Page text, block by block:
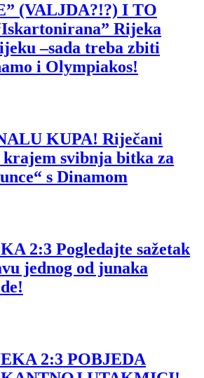
(VALJDA?!?) I TO
Rijeka
–sada treba zbiti
i Olympiakos!
KUPA! Riječani
svibnja bitka za
s Dinamom
2:3 Pogledajte sažetak
jednog od junaka
2:3 POBJEDA